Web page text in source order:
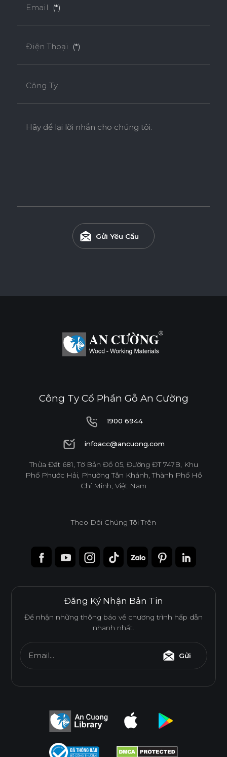
* Tuỳ theo mã sản phẩm sẽ có kích thước khác
Test/ ISO 12460-1).
Email (*)
Điện Thoại (*)
Công Ty
Hãy để lại lời nhắn cho chúng tôi.
Gửi Yêu Cầu
Công Ty Cổ Phần Gỗ An Cường
1900 6944
1900 6944
infoacc@ancuong.com
infoacc@ancuong.com
Thửa Đất 681, Tờ Bản Đồ 05, Đường ĐT 747B, Khu
Phố Phước Hải, Phường Tân Khánh, Thành Phố Hồ
Chí Minh, Việt Nam
Theo Dõi Chúng Tôi Trên
Đăng Ký Nhận Bản Tin
Để nhận những thông báo về chương trình hấp dẫn
nhanh nhất.
Email... Gửi